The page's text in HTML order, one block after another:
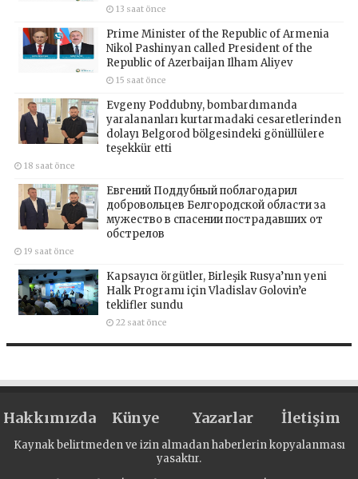
13 saat önce
Prime Minister of the Republic of Armenia
Nikol Pashinyan called President of the
Republic of Azerbaijan Ilham Aliyev
15 saat önce
Evgeny Poddubny, bombardımanda
yaralananları kurtarmadaki cesaretlerinden
dolayı Belgorod bölgesindeki gönüllülere
teşekkür etti
18 saat önce
Евгений Поддубный поблагодарил
добровольцев Белгородской области за
мужество в спасении пострадавших от
обстрелов
19 saat önce
Kapsayıcı örgütler, Birleşik Rusya’nın yeni
Halk Programı için Vladislav Golovin’e
teklifler sundu
22 saat önce
Hakkımızda Künye Yazarlar İletişim
Kaynak belirtmeden ve izin almadan haberlerin kopyalanması
yasaktır.